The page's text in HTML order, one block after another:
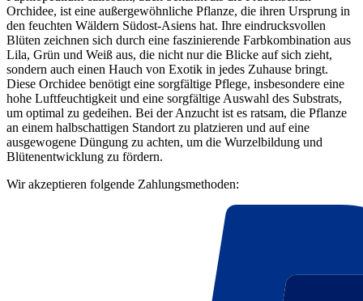
Orchidee, ist eine außergewöhnliche Pflanze, die ihren Ursprung in
den feuchten Wäldern Südost-Asiens hat. Ihre eindrucksvollen
Blüten zeichnen sich durch eine faszinierende Farbkombination aus
Lila, Grün und Weiß aus, die nicht nur die Blicke auf sich zieht,
sondern auch einen Hauch von Exotik in jedes Zuhause bringt.
Diese Orchidee benötigt eine sorgfältige Pflege, insbesondere eine
hohe Luftfeuchtigkeit und eine sorgfältige Auswahl des Substrats,
um optimal zu gedeihen. Bei der Anzucht ist es ratsam, die Pflanze
an einem halbschattigen Standort zu platzieren und auf eine
ausgewogene Düngung zu achten, um die Wurzelbildung und
Blütenentwicklung zu fördern.
Wir akzeptieren folgende Zahlungsmethoden: